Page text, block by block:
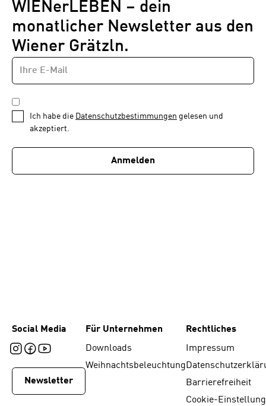
WIENerLEBEN – dein
monatlicher Newsletter aus den
Wiener Grätzln.
Newsletter
1
von
E-
MAIL-
ADRESSE
DATENSCHUTZBESTIMMUNGEN
*
Ich habe die Datenschutzbestimmungen gelesen und
akzeptiert.
Anmelden
Social Media
Newsletter
Für Unternehmen
Downloads
Weihnachtsbeleuchtung
Rechtliches
Impressum
Barrierefreiheit
Cookie-